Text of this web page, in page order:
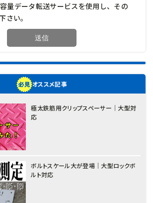
量データ転送サービスを使用し、その
さい。
オススメ記事
極太鉄筋用クリップスペーサー｜大型対
応
ボルトスケール大が登場｜大型ロックボ
ルト対応